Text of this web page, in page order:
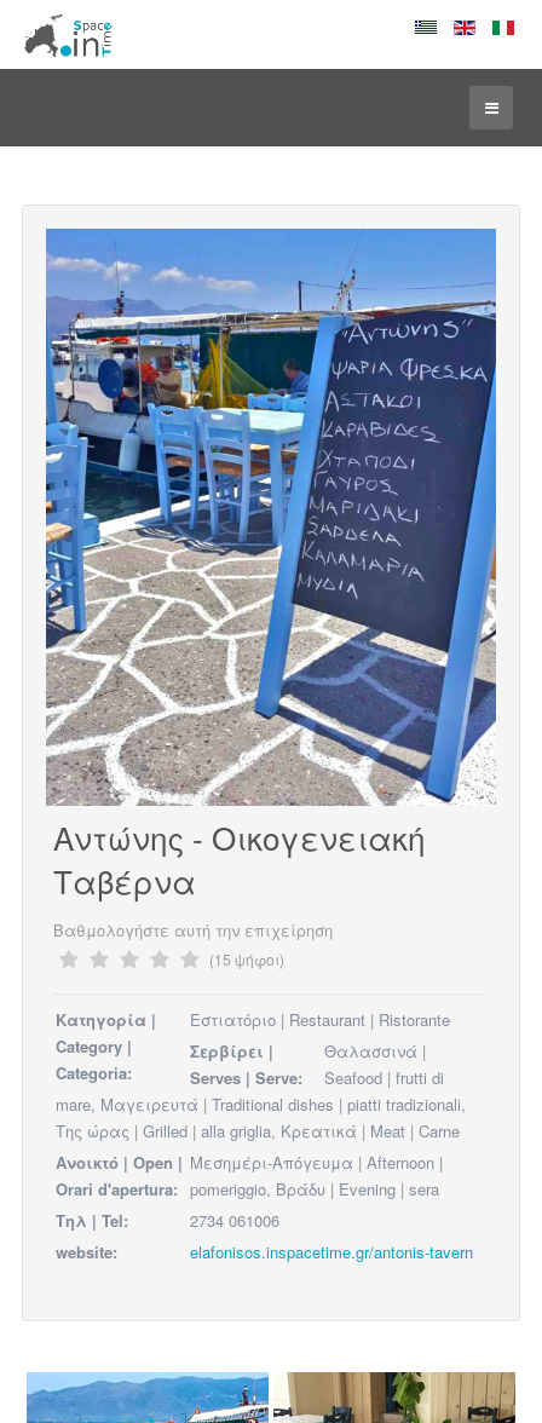
Αντώνης - Οικογενειακή
Ταβέρνα
Βαθμολογήστε αυτή την επιχείρηση
(15 ψήφοι)
Κατηγορία |
Category |
Categoria:
Εστιατόριο | Restaurant | Ristorante
Σερβίρει |
Serves | Serve:
Θαλασσινά |
Seafood | frutti di
mare, Μαγειρευτά | Traditional dishes | piatti tradizionali,
Της ώρας | Grilled | alla griglia, Κρεατικά | Meat | Carne
Ανοικτό | Open |
Orari d'apertura:
Μεσημέρι-Απόγευμα | Afternoon |
pomeriggio, Βράδυ | Evening | sera
Τηλ | Tel:
2734 061006
website:
elafonisos.inspacetime.gr/antonis-tavern